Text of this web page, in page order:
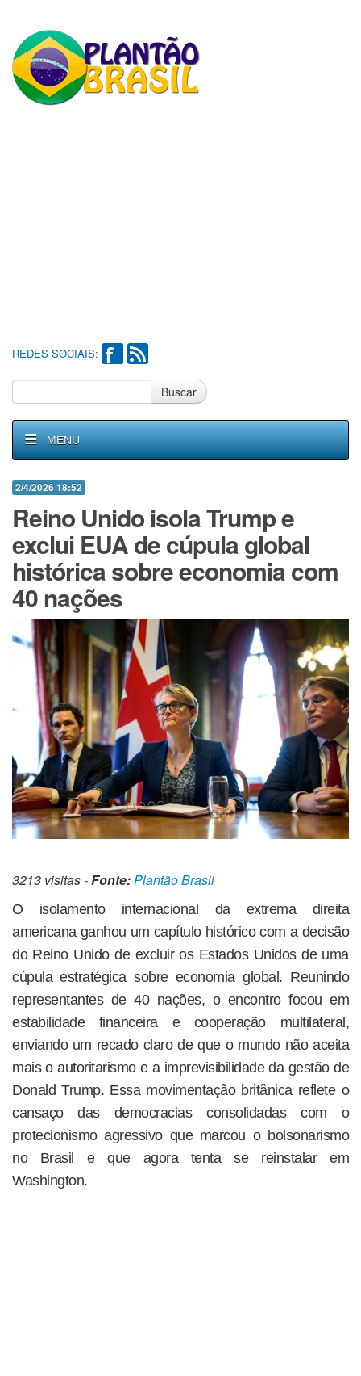
REDES SOCIAIS:
Buscar
MENU
2/4/2026 18:52
Reino Unido isola Trump e
exclui EUA de cúpula global
histórica sobre economia com
40 nações
3213 visitas -Fonte:Plantão Brasil
O isolamento internacional da extrema direita
americana ganhou um capítulo histórico com a decisão
do Reino Unido de excluir os Estados Unidos de uma
cúpula estratégica sobre economia global. Reunindo
representantes de 40 nações, o encontro focou em
estabilidade financeira e cooperação multilateral,
enviando um recado claro de que o mundo não aceita
mais o autoritarismo e a imprevisibilidade da gestão de
Donald Trump. Essa movimentação britânica reflete o
cansaço das democracias consolidadas com o
protecionismo agressivo que marcou o bolsonarismo
no Brasil e que agora tenta se reinstalar em
Washington.